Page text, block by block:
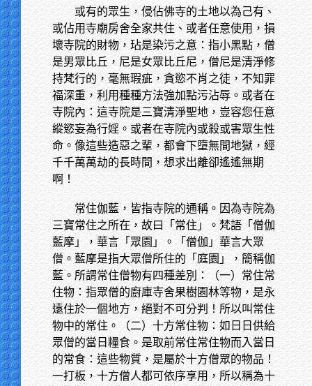
或有的眾生，侵佔佛寺的土地以為己有、
或佔用寺廟房舍全家共住、或者任意使用，損
壞寺院的財物，玷是染污之意：指小黑點，僧
是男眾比丘，尼是女眾比丘尼，僧尼是清淨修
持梵行的，毫無瑕疵，貪慾不肖之徒，不知罪
福深重，利用種種方法強加點污沾辱。或者在
寺院內：這寺院是三寶清淨聖地，豈容您任意
縱慾妄為行婬。或者在寺院內或殺或害眾生性
命。像這些造惡之輩，都會下墮無間地獄，經
千千萬萬劫的長時間，想求出離卻遙遙無期
啊！
常住伽藍，皆指寺院的通稱。因為寺院為
三寶常住之所在，故曰「常住」。梵語「僧伽
藍摩」，華言「眾園」。「僧伽」華言大眾
僧。藍摩是指大眾僧所住的「庭園」，簡稱伽
藍。所謂常住僧物有四種差別：（一）常住常
住物：指眾僧的廚庫寺舍果樹園林等物，是永
遠住於一個地方，絕對不可分判！所以叫常住
物中的常住。（二）十方常住物：如日日供給
眾僧的當日糧食。是取前常住常住物而入當日
的常食：這些物質，是屬於十方僧眾的物品！
一打板，十方僧人都可依序享用，所以稱為十